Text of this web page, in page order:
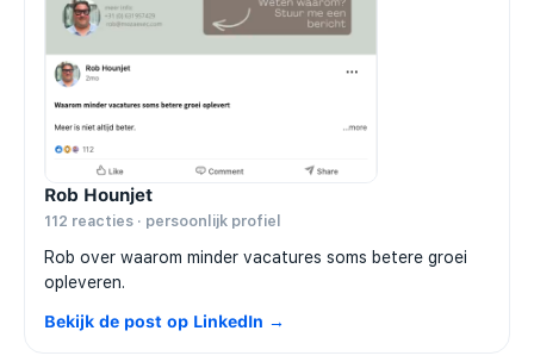
Rob Hounjet
112 reacties · persoonlijk profiel
Rob over waarom minder vacatures soms betere groei
opleveren.
Bekijk de post op LinkedIn →